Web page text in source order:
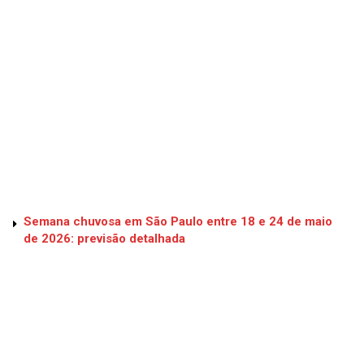
Semana chuvosa em São Paulo entre 18 e 24 de maio
de 2026: previsão detalhada